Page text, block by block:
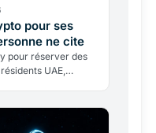
pour ses
ne cite
pour réserver des
UAE,